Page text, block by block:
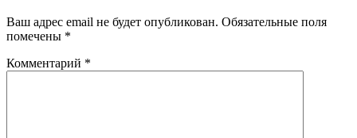
Ваш адрес email не будет опубликован. Обязательные поля
помечены *
Комментарий *